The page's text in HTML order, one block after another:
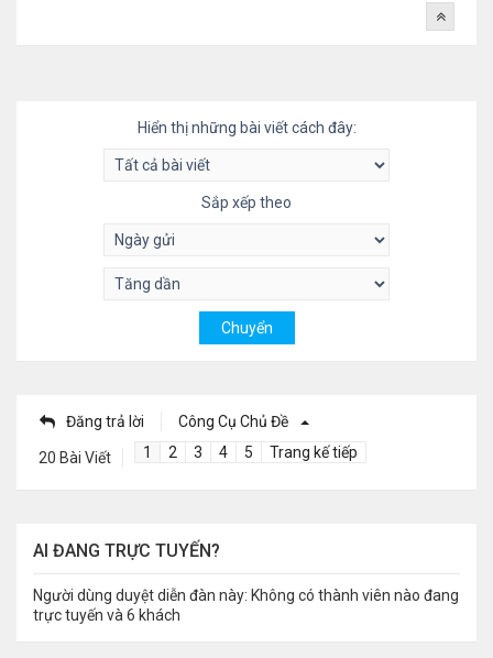
Hiển thị những bài viết cách đây:
Sắp xếp theo
Đăng trả lời Công Cụ Chủ Đề
20 Bài Viết 1 2 3 4 5 Trang kế tiếp
AI ĐANG TRỰC TUYẾN?
Người dùng duyệt diễn đàn này: Không có thành viên nào đang
trực tuyến và 6 khách